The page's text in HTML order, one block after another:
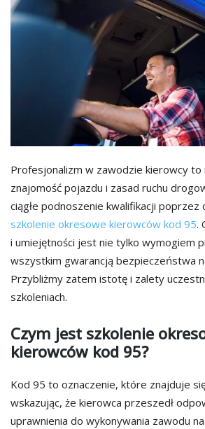
Profesjonalizm w zawodzie kierowcy to
znajomość pojazdu i zasad ruchu
ciągłe podnoszenie kwalifikacji poprzez
szkolenie okresowe kierowców kod 95.
i umiejętności jest nie tylko wymogiem
wszystkim gwarancją bezpieczeństwa
Przybliżmy zatem istotę i zalety
szkoleniach.
Czym jest szkolenie
kierowców kod 95?
Kod 95 to oznaczenie, które znajduje
wskazując, że kierowca przeszedł
uprawnienia do wykonywania zawodu